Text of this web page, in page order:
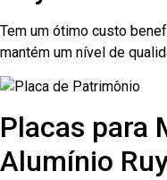
Tem um ótimo custo
mantém um nível de
Placas para
Alumínio